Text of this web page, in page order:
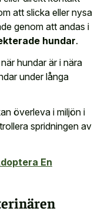
att slicka eller nysa
genom att andas i
hundar.
hundar är i nära
under långa
överleva i miljön i
spridningen av
En